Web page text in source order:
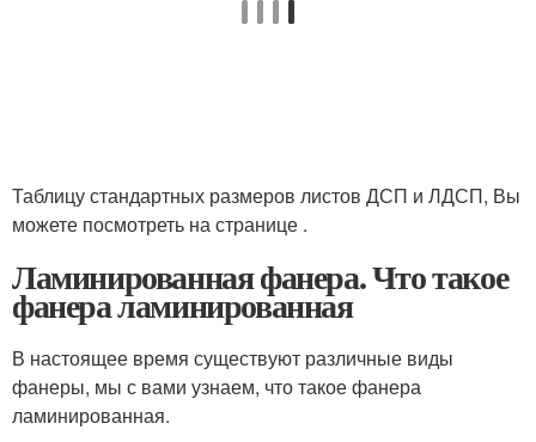
Таблицу стандартных размеров листов ДСП и ЛДСП, Вы
можете посмотреть на странице .
Ламинированная фанера. Что такое
фанера ламинированная
В настоящее время существуют различные виды
фанеры, мы с вами узнаем, что такое фанера
ламинированная.